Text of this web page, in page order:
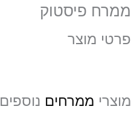
ממרח פיסטוק
פרטי מוצר
מוצרי ממרחים נוספים